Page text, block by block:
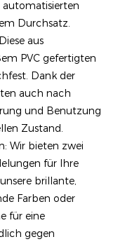
automatisierten
Durchsatz.
aus
PVC gefertigten
Dank der
auch nach
und Benutzung
Zustand.
Wir bieten zwei
für Ihre
brillante,
Farben oder
für eine
gegen